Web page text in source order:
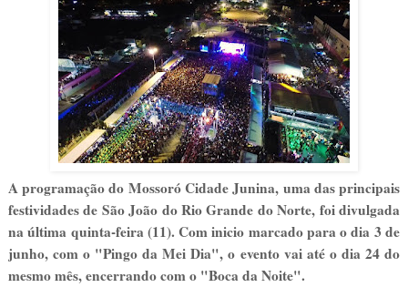
A programação do Mossoró Cidade Junina, uma das principais
festividades de São João do Rio Grande do Norte, foi divulgada
na última quinta-feira (11). Com inicio marcado para o dia 3 de
junho, com o "Pingo da Mei Dia", o evento vai até o dia 24 do
mesmo mês, encerrando com o "Boca da Noite".